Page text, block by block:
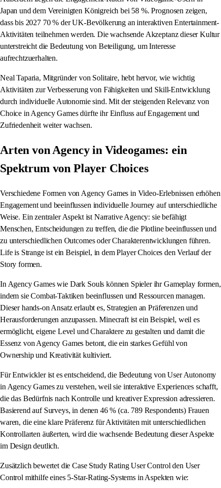
Japan und dem Vereinigten Königreich bei 58 %. Prognosen zeigen,
dass bis 2027 70 % der UK-Bevölkerung an interaktiven Entertainment-
Aktivitäten teilnehmen werden. Die wachsende Akzeptanz dieser Kultur
unterstreicht die Bedeutung von Beteiligung, um Interesse
aufrechtzuerhalten.
Neal Taparia, Mitgründer von Solitaire, hebt hervor, wie wichtig
Aktivitäten zur Verbesserung von Fähigkeiten und Skill-Entwicklung
durch individuelle Autonomie sind. Mit der steigenden Relevanz von
Choice in Agency Games dürfte ihr Einfluss auf Engagement und
Zufriedenheit weiter wachsen.
Arten von Agency in Videogames: ein
Spektrum von Player Choices
Verschiedene Formen von Agency Games in Video-Erlebnissen erhöhen
Engagement und beeinflussen individuelle Journey auf unterschiedliche
Weise. Ein zentraler Aspekt ist Narrative Agency: sie befähigt
Menschen, Entscheidungen zu treffen, die die Plotline beeinflussen und
zu unterschiedlichen Outcomes oder Charakterentwicklungen führen.
Life is Strange ist ein Beispiel, in dem Player Choices den Verlauf der
Story formen.
In Agency Games wie Dark Souls können Spieler ihr Gameplay formen,
indem sie Combat-Taktiken beeinflussen und Ressourcen managen.
Dieser hands-on Ansatz erlaubt es, Strategien an Präferenzen und
Herausforderungen anzupassen. Minecraft ist ein Beispiel, weil es
ermöglicht, eigene Level und Charaktere zu gestalten und damit die
Essenz von Agency Games betont, die ein starkes Gefühl von
Ownership und Kreativität kultiviert.
Für Entwickler ist es entscheidend, die Bedeutung von User Autonomy
in Agency Games zu verstehen, weil sie interaktive Experiences schafft,
die das Bedürfnis nach Kontrolle und kreativer Expression adressieren.
Basierend auf Surveys, in denen 46 % (ca. 789 Respondents) Frauen
waren, die eine klare Präferenz für Aktivitäten mit unterschiedlichen
Kontrollarten äußerten, wird die wachsende Bedeutung dieser Aspekte
im Design deutlich.
Zusätzlich bewertet die Case Study Rating User Control den User
Control mithilfe eines 5-Star-Rating-Systems in Aspekten wie: